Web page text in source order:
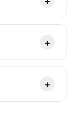
+
+